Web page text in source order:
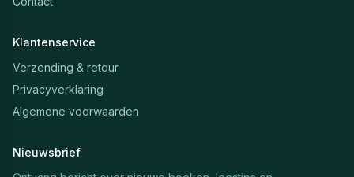
Klantenservice
Verzending & retour
Privacyverklaring
Algemene voorwaarden
Nieuwsbrief